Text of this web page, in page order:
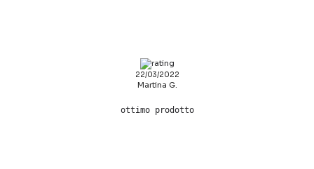
22/03/2022
Martina G.
ottimo prodotto